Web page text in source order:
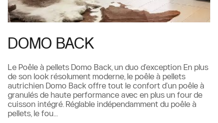
DOMO BACK
Le Poêle à pellets Domo Back, un duo d'exception En plus
de son look résolument moderne, le poêle à pellets
autrichien Domo Back offre tout le confort d'un poêle à
granulés de haute performance avec en plus un four de
cuisson intégré. Réglable indépendamment du poêle à
pellets, le fou...